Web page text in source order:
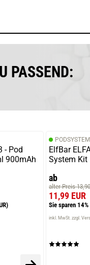
PASSEND:
- Pod
900mAh
ElfBar
System Kit
ab
alter Preis
11,99 EUR
Sie sparen 14%
inkl. MwSt. zzgl.